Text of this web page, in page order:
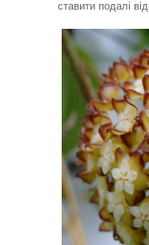
ставити подалі